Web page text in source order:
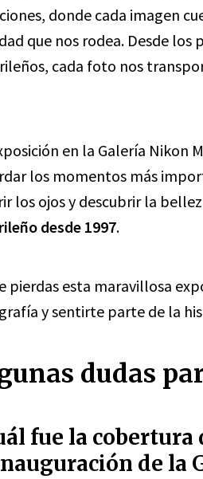
donde cada imagen
que nos rodea. Desde
cada foto nos
en la Galería Nikon
los momentos más
los ojos y descubrir la
desde 1997.
pierdas esta maravillosa
y sentirte parte de la
dudas
fue la
de la